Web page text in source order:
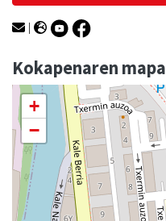
|
Kokapenaren mapa
+
−